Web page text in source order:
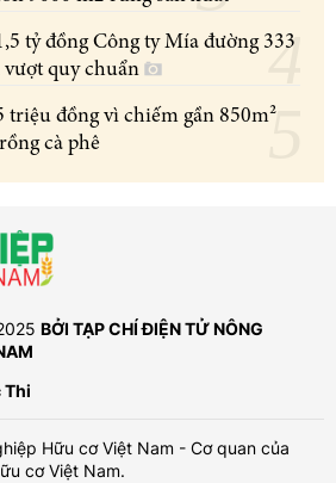
tỷ đồng Công ty Mía đường 333
quy chuẩn
triệu đồng vì chiếm gần 850m²
cà phê
BỞI TẠP CHÍ ĐIỆN TỬ NÔNG
Thi
Hữu cơ Việt Nam - Cơ quan của
cơ Việt Nam.